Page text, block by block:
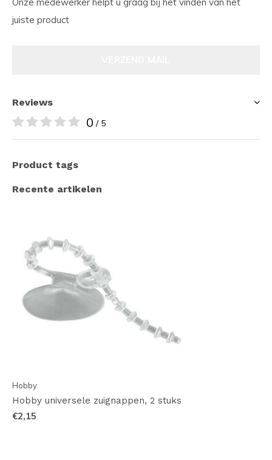
juiste product
Reviews
0 / 5
Product tags
Recente artikelen
Hobby
Hobby universele zuignappen, 2 stuks
€2,15